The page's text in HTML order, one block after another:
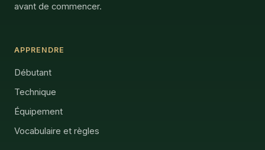
avant de commencer.
APPRENDRE
Débutant
Technique
Équipement
Vocabulaire et règles